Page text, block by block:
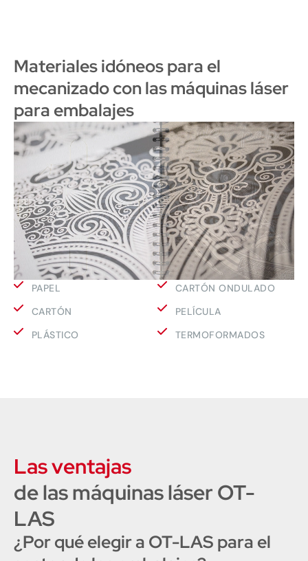
Materiales idóneos para el
mecanizado con las máquinas láser
para embalajes
PAPEL
CARTÓN
PLÁSTICO
CARTÓN ONDULADO
PELÍCULA
TERMOFORMADOS
Las ventajas
de las máquinas láser OT-
LAS
¿Por qué elegir a OT-LAS para el